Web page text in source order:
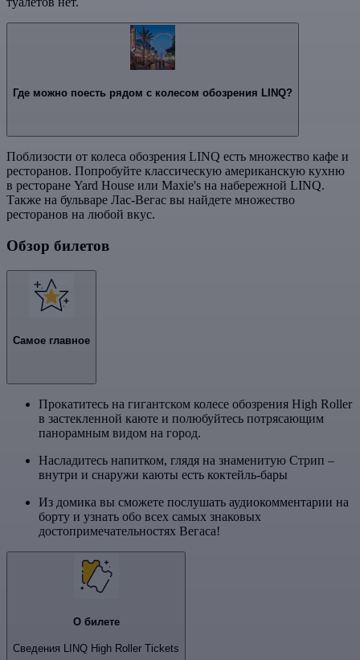
Где можно поесть рядом с колесом обозрения LINQ?
Поблизости от колеса обозрения LINQ есть множество кафе и
ресторанов. Попробуйте классическую американскую кухню
в ресторане Yard House или Maxie's на набережной LINQ.
Также на бульваре Лас-Вегас вы найдете множество
ресторанов на любой вкус.
Обзор билетов
Самое главное
Прокатитесь на гигантском колесе обозрения High Roller
в застекленной каюте и полюбуйтесь потрясающим
панорамным видом на город.
Насладитесь напитком, глядя на знаменитую Стрип –
внутри и снаружи каюты есть коктейль-бары
Из домика вы сможете послушать аудиокомментарии на
борту и узнать обо всех самых знаковых
достопримечательностях Вегаса!
О билете
Сведения LINQ High Roller Tickets